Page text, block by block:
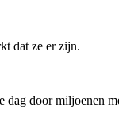
dat ze er zijn.
dag door miljoenen